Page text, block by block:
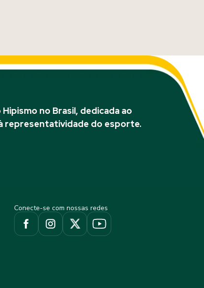
no Brasil, dedicada ao
representatividade do esporte.
Conecte-se com nossas redes